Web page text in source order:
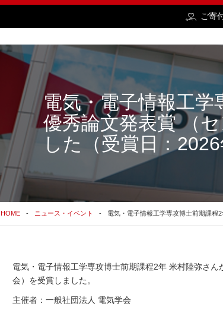
ご寄
電気・電子情報工学
優秀論文発表賞 （
した（受賞日：
HOME ニュース・イベント 電気・電子情報工学専攻博士前期課程
電気・電子情報工学専攻博士前期課程2年 米村陸弥さ
会）を受賞しました。
主催者：一般社団法人 電気学会